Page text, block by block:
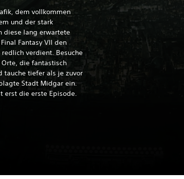
dem vollkommen
und der stark
diese lang erwartete
Fantasy VII den
redlich verdient. Besuche
die fantastisch
tauche tiefer als je zuvor
Stadt Midgar ein.
erst die erste Episode.